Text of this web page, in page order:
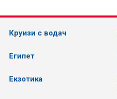
Круизи с водач
Египет
Екзотика